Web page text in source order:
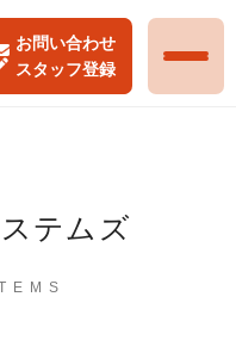
お問い合わせ
スタッフ登録
テムズ